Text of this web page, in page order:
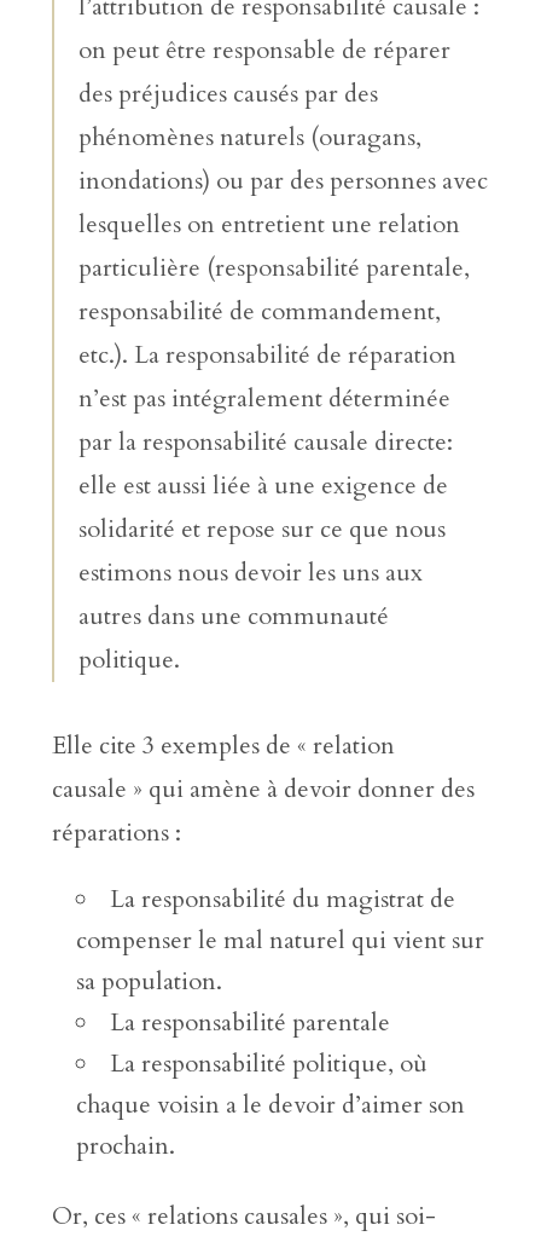
on peut être responsable de réparer
des préjudices causés par des
phénomènes naturels (ouragans,
inondations) ou par des personnes avec
lesquelles on entretient une relation
particulière (responsabilité parentale,
responsabilité de commandement,
etc.). La responsabilité de réparation
n’est pas intégralement déterminée
par la responsabilité causale directe:
elle est aussi liée à une exigence de
solidarité et repose sur ce que nous
estimons nous devoir les uns aux
autres dans une communauté
politique.
Elle cite 3 exemples de « relation
causale » qui amène à devoir donner des
réparations :
La responsabilité du magistrat de
compenser le mal naturel qui vient sur
sa population.
La responsabilité parentale
La responsabilité politique, où
chaque voisin a le devoir d’aimer son
prochain.
Or, ces « relations causales », qui soi-